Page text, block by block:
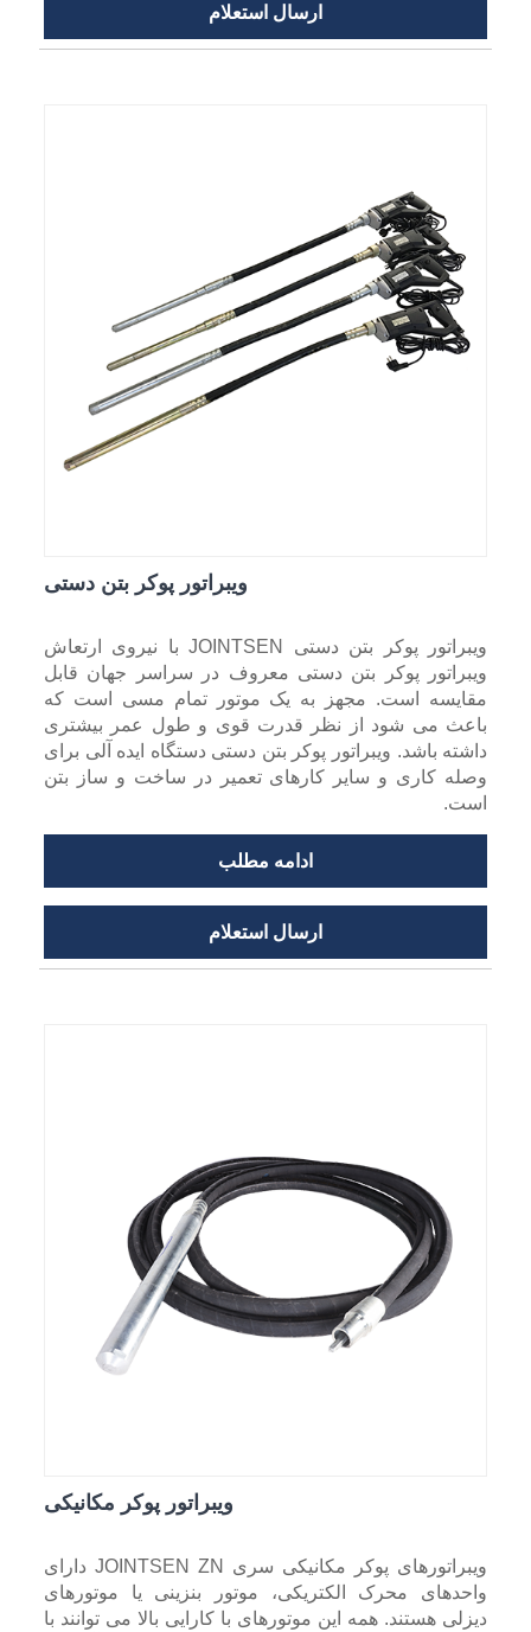
ارسال استعلام
ویبراتور پوکر بتن دستی
ویبراتور پوکر بتن دستی JOINTSEN با نیروی ارتعاش
ویبراتور پوکر بتن دستی معروف در سراسر جهان قابل
مقایسه است. مجهز به یک موتور تمام مسی است که
باعث می شود از نظر قدرت قوی و طول عمر بیشتری
داشته باشد. ویبراتور پوکر بتن دستی دستگاه ایده آلی برای
وصله کاری و سایر کارهای تعمیر در ساخت و ساز بتن
است.
ادامه مطلب
ارسال استعلام
ویبراتور پوکر مکانیکی
ویبراتورهای پوکر مکانیکی سری JOINTSEN ZN دارای
واحدهای محرک الکتریکی، موتور بنزینی یا موتورهای
دیزلی هستند. همه این موتورهای با کارایی بالا می توانند با